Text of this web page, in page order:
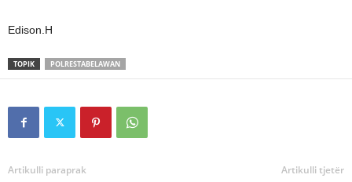
Edison.H
TOPIK POLRESTABELAWAN
Artikulli paraprak Artikulli tjetër